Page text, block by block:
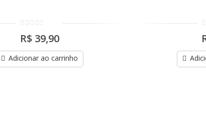
out
5
R$39,90
Adicionar ao carrinho
5